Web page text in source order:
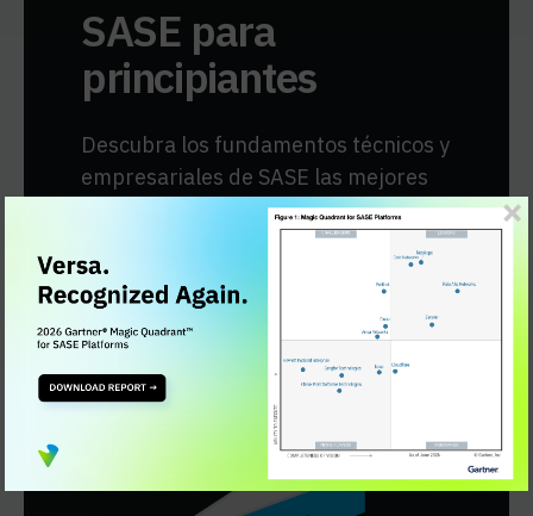
SASE para
principiantes
Descubra los fundamentos técnicos y
empresariales de SASE las mejores
prácticas, casos reales de
implementación en clientes y las
ventajas que ofrece una organización
SASE .
Obtener el eBook